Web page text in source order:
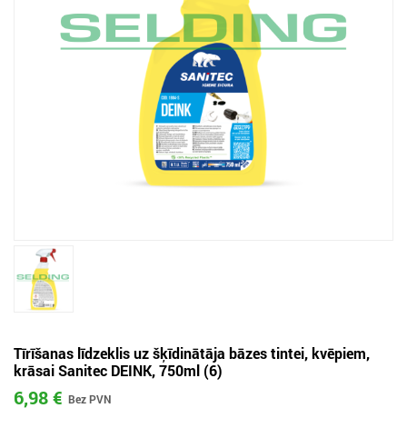
Tīrīšanas līdzeklis uz šķīdinātāja bāzes tintei, kvēpiem,
krāsai Sanitec DEINK, 750ml (6)
6,98 €